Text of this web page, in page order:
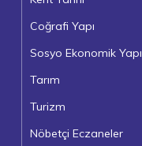
Coğrafi Yapı
Sosyo Ekonomik Yapı
Tarım
Turizm
Nöbetçi Eczaneler